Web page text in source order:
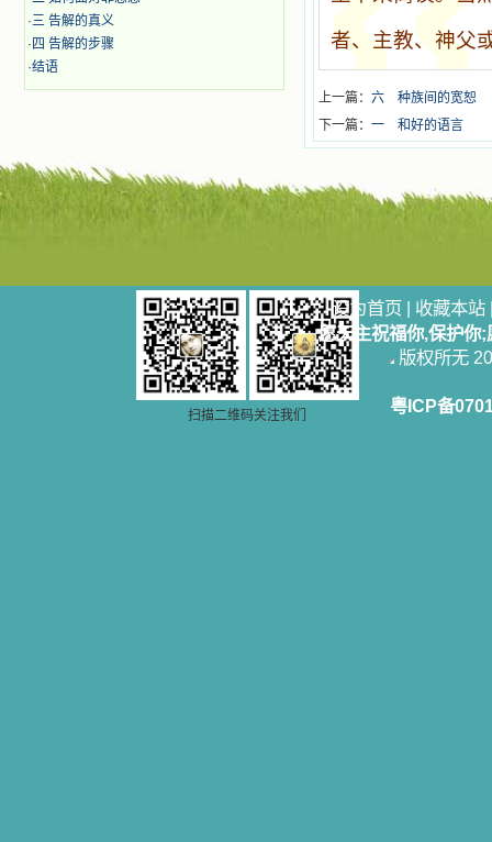
·三 告解的真义
· 四 告解的步骤
·结语
者、主教、神父
上一篇： 六 种族间的宽恕
下一篇： 一 和好的语言
扫描二维码关注我们
设为首页 | 收藏本站
愿天主祝福你,保护你
版权所无
粤ICP备